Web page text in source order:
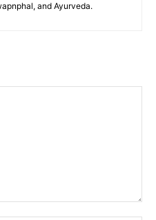
and Ayurveda.